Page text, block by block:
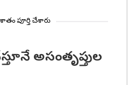
శాతం పూర్తి చేశారు
అసంతృప్తుల